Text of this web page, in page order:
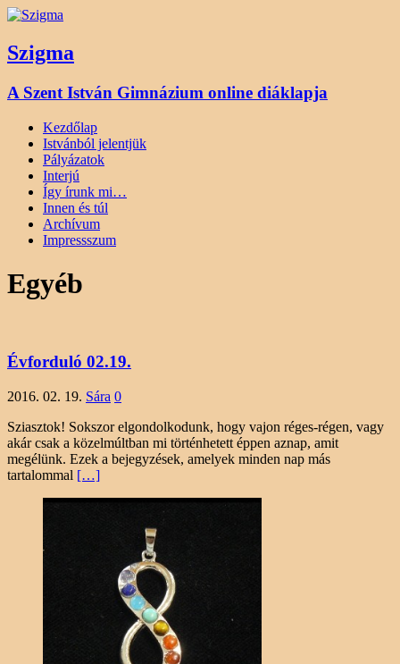
Szigma
A Szent István Gimnázium online diáklapja
Kezdőlap
Istvánból jelentjük
Pályázatok
Interjú
Így írunk mi…
Innen és túl
Archívum
Impressszum
Egyéb
Évforduló 02.19.
2016. 02. 19. Sára 0
Sziasztok! Sokszor elgondolkodunk, hogy vajon réges-régen, vagy
akár csak a közelmúltban mi történhetett éppen aznap, amit
megélünk. Ezek a bejegyzések, amelyek minden nap más
tartalommal […]